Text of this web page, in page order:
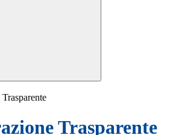
Trasparente